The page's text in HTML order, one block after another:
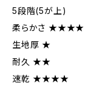
5段階(5が上)
柔らかさ ★★★★
生地厚 ★
耐久 ★★
速乾 ★★★★